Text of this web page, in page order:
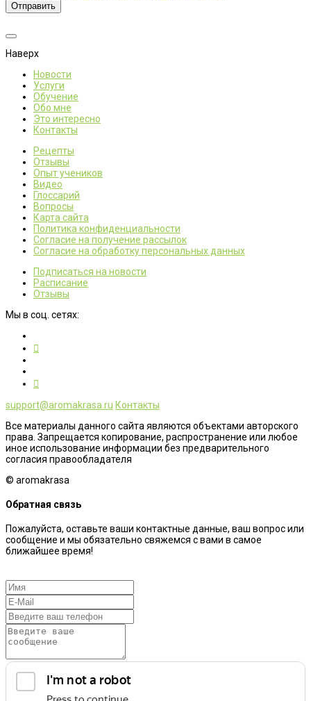
Отправить
Наверх
Новости
Услуги
Обучение
Обо мне
Это интересно
Контакты
Рецепты
Отзывы
Опыт учеников
Видео
Глоссарий
Вопросы
Карта сайта
Политика конфиденциальности
Согласие на получение рассылок
Согласие на обработку персональных данных
Подписаться на новости
Расписание
Отзывы
Мы в соц. сетях:
support@aromakrasa.ru Контакты
Все материалы данного сайта являются объектами авторского
права. Запрещается копирование, распространение или любое
иное использование информации без предварительного
согласия правообладателя
© aromakrasa
Обратная связь
Пожалуйста, оставьте ваши контактные данные, ваш вопрос или
сообщение и мы обязательно свяжемся с вами в самое
ближайшее время!